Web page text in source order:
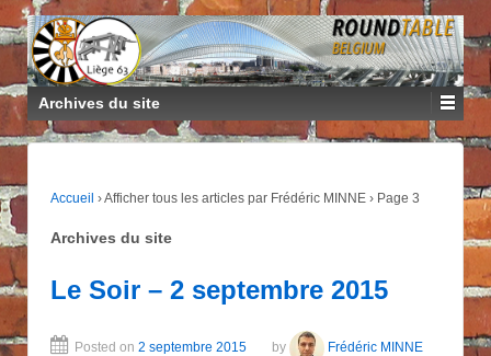
Archives du site
Accueil ›Afficher tous les articles par Frédéric MINNE › Page 3
Archives du site
Le Soir – 2 septembre 2015
Posted on 2 septembre 2015 by Frédéric MINNE